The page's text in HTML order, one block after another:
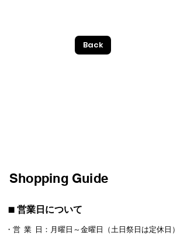
Back
Shopping Guide
​■ 営業日について
・営 業 日：月曜日～金曜日（土日祭日は定休日）